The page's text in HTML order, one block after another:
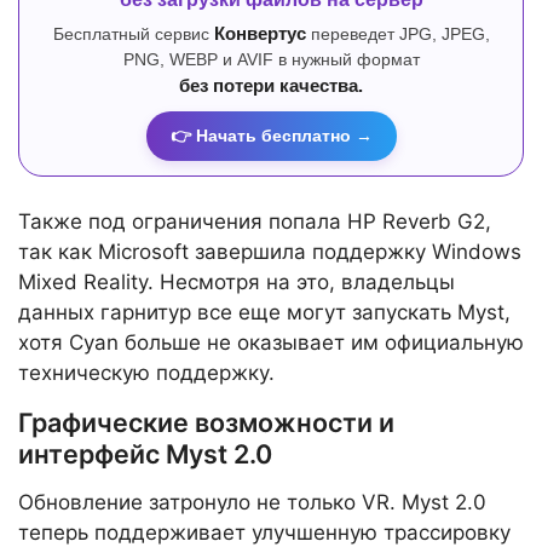
Бесплатный сервис Конвертуспереведет JPG, JPEG,
PNG, WEBP и AVIF в нужный формат
без потери качества.
👉 Начать бесплатно →
Также под ограничения попала HP Reverb G2,
так как Microsoft завершила поддержку Windows
Mixed Reality. Несмотря на это, владельцы
данных гарнитур все еще могут запускать Myst,
хотя Cyan больше не оказывает им официальную
техническую поддержку.
Графические возможности и
интерфейс Myst 2.0
Обновление затронуло не только VR. Myst 2.0
теперь поддерживает улучшенную трассировку